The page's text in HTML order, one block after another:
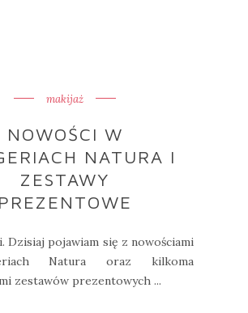
makijaż
NOWOŚCI W
NATURA I
ZESTAWY
PREZENTOWE
Dzisiaj pojawiam się z nowościami
Natura oraz kilkoma
zestawów prezentowych ...